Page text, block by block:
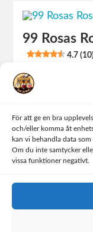
För att ge en bra
och/eller komma åt
kan vi behandla data
Om du inte samtycker
vissa funktioner negativt.
99 Rosas
4.7
99 Rosas Rosé
sommarens alla
två inhemska
State
2021 är ett